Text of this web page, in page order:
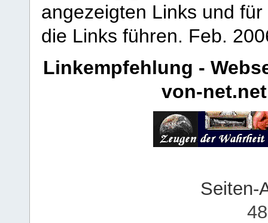
angezeigten Links und
die Links führen. Feb.
Linkempfehlung -
von-net.net
Seiten-